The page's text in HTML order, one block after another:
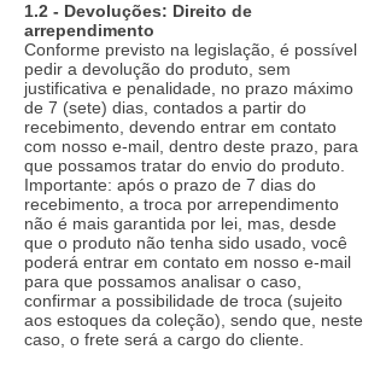
1.2 - Devoluções: Direito de
arrependimento
Conforme previsto na legislação, é possível
pedir a devolução do produto, sem
justificativa e penalidade, no prazo máximo
de 7 (sete) dias, contados a partir do
recebimento, devendo entrar em contato
com nosso e-mail, dentro deste prazo, para
que possamos tratar do envio do produto.
Importante: após o prazo de 7 dias do
recebimento, a troca por arrependimento
não é mais garantida por lei, mas, desde
que o produto não tenha sido usado, você
poderá entrar em contato em nosso e-mail
para que possamos analisar o caso,
confirmar a possibilidade de troca (sujeito
aos estoques da coleção), sendo que, neste
caso, o frete será a cargo do cliente.